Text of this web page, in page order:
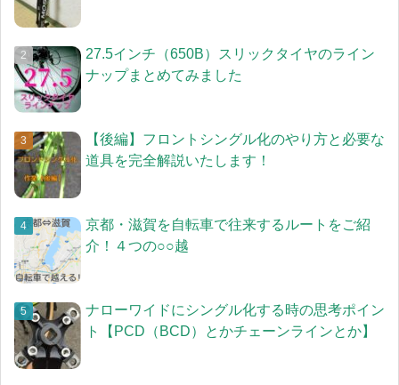
27.5インチ（650B）スリックタイヤのライン
ナップまとめてみました
【後編】フロントシングル化のやり方と必要な
道具を完全解説いたします！
京都・滋賀を自転車で往来するルートをご紹
介！４つの○○越
ナローワイドにシングル化する時の思考ポイン
ト【PCD（BCD）とかチェーンラインとか】